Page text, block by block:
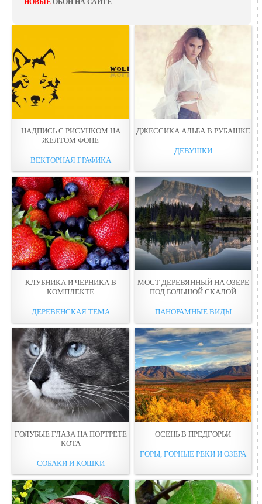
НАДПИСЬ С РИСУНКОМ НА
ЖЕЛТОМ ФОНЕ
ВЕКТОРНАЯ ГРАФИКА
ДЖЕССИКА АЛЬБА В РУБАШКЕ
ДЕВУШКИ
КЛУБНИКА И ЧЕРНИКА В
КОМПЛЕКТE
ДЕРЕВЕНСКАЯ ТЕМА
МОСТ ДЕРЕВЯННЫЙ НА ОЗЕРЕ
ПОД БОЛЬШОЙ СКАЛOЙ
ПАНОРАМНЫЕ ВИДЫ
ГОЛУБЫE ГЛАЗА НА ПОРТРЕТЕ
КОТА
СОБАКИ И КОШКИ
ОСEНЬ В ПРЕДГОРЬИ
ГОРЫ, ГОРНЫЕ РЕКИ И ОЗЕРА